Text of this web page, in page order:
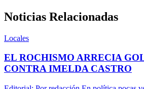
Noticias Relacionadas
Locales
EL ROCHISMO ARRECIA
CONTRA IMELDA CASTRO